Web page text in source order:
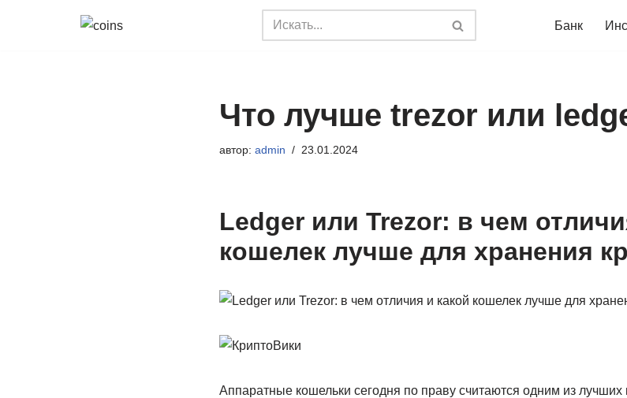
Банк
Что лучше trezor или
автор: admin 23.01.2024
Ledger или Trezor: в чем
кошелек лучше для хранения
Аппаратные кошельки сегодня по праву считаются одним из